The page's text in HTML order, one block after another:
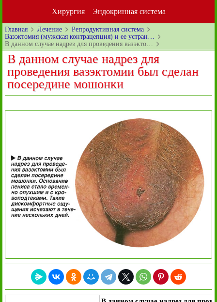
Хирургия
Эндокринная система
Главная Лечение
Репродуктивная система
Вазэктомия (мужская контрацепция) и ее устран…
В данном случае надрез для проведения вазэкто…
В данном случае надрез для
проведения вазэктомии был сделан
посередине мошонки